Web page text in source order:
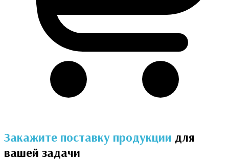
Закажите поставку продукции для
вашей задачи